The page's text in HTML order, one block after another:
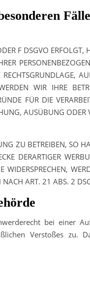
F DSGVO ERFOLGT,
WIR IHRE
FÜR DIE
AUSÜBUNG
ZU BETREIBEN, SO
DERARTIGER
NACH ART. 21 ABS. 2
bei einer
Verstoßes zu.